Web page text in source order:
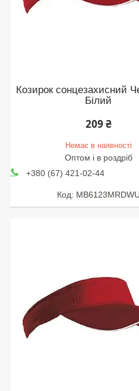
Козирок сонцезахисний
Білий
209 ₴
Немає в наявності
Оптом і в роздріб
+380 (67) 421-02-44
MB6123MRDWU